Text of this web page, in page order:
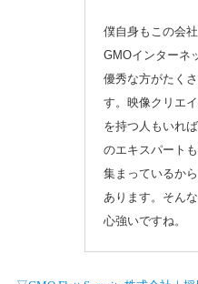
僕自身もこの会
GMOインターネ
優秀な方がたく
す。映像クリエ
を持つ人もいれ
のエキスパート
集まっているか
あります。そん
心強いですね。